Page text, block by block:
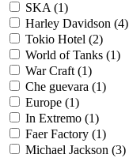
SKA(1)
Harley Davidson (4)
Tokio Hotel (2)
World of Tanks (1)
War Craft(1)
Che guevara (1)
Europe (1)
In Extremo (1)
Faer Factory (1)
Michael Jackson (3)